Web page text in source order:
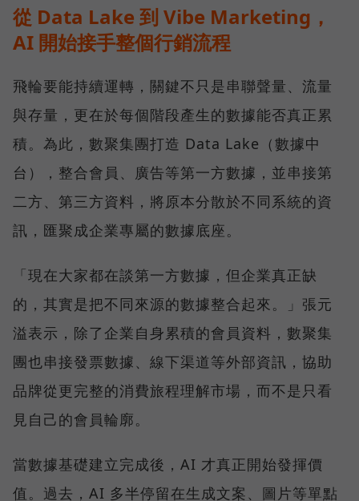
從 Data Lake 到 Vibe Marketing，
AI 開始接手整個行銷流程
飛輪要能持續運轉，關鍵不只是串聯聲量、流量
與存量，更在於每個階段產生的數據能否真正累
積。為此，數聚集團打造 Data Lake（數據中
台），整合會員、廣告等第一方數據，並串接第
二方、第三方資料，將原本分散於不同系統的資
訊，匯聚成企業專屬的數據底座。
「現在大家都在談第一方數據，但企業真正缺
的，其實是把不同來源的數據整合起來。」張元
溢表示，除了企業自身累積的會員資料，數聚集
團也串接發票數據、線下渠道等外部資訊，協助
品牌從更完整的消費旅程理解市場，而不是只看
見自己的會員輪廓。
當數據基礎建立完成後，AI 才真正開始發揮價
值。過去，AI 多半停留在生成文案、圖片等單點